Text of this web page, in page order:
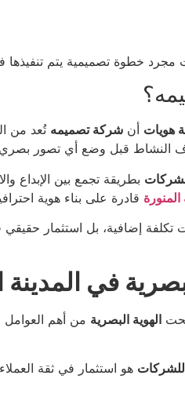
مجرد خطوة تصميمية يتم تنفيذها
هويات أن شركة تصميمه تُعد من
النشاط قبل وضع أي تصور
بطريقة تجمع بين الإبداع
قادرة على بناء هوية
تكلفة إضافية، بل استثمار
في المدينة
الهوية البصرية من أهم العوامل
للشركات هو استثمار في ثقة